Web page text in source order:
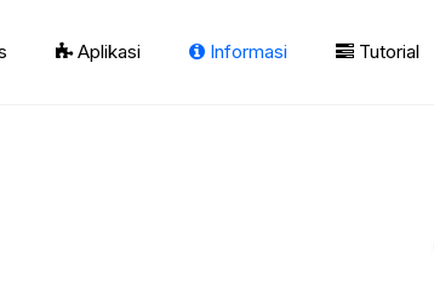
Aplikasi Informasi Tutorial